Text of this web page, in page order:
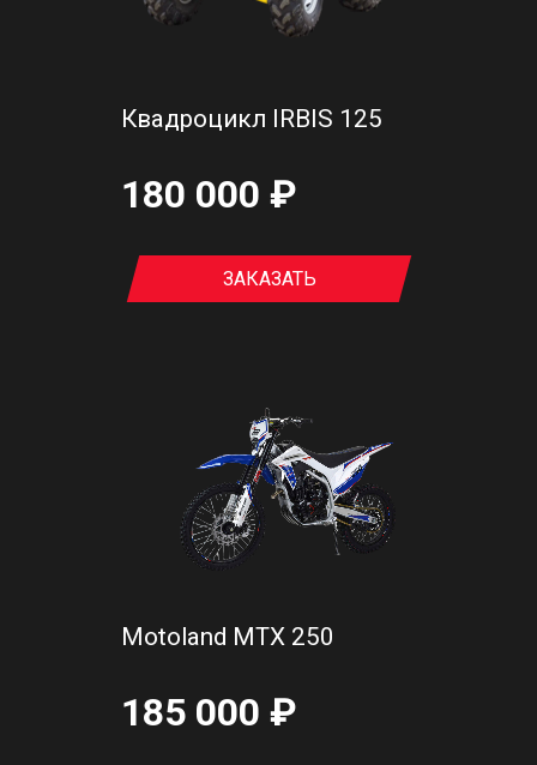
Квадроцикл IRBIS 125
180 000 ₽
ЗАКАЗАТЬ
Motoland MTX 250
185 000 ₽